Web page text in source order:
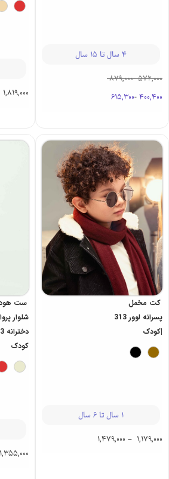
4 سال تا 15 سال
572,000
-
879,000
400,400
-
615,300
1,819,000
کت مخمل
پسرانه لوور 313
|کودک
1 سال تا 6 سال
1,179,000
–
1,479,000
ست
شلوار
کودک
1,355,000